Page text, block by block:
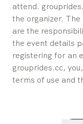
attend.
the organizer. The
are the
the event details
registering for an
grouprides.cc,
terms of use and